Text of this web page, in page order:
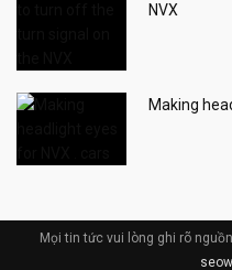
NVX
Making
Mọi tin tức vui lòng ghi rõ